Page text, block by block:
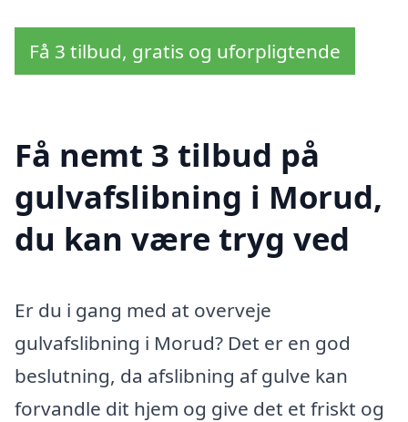
Få 3 tilbud, gratis og uforpligtende
Få nemt 3 tilbud på
gulvafslibning i Morud,
du kan være tryg ved
Er du i gang med at overveje
gulvafslibning i Morud? Det er en god
beslutning, da afslibning af gulve kan
forvandle dit hjem og give det et friskt og